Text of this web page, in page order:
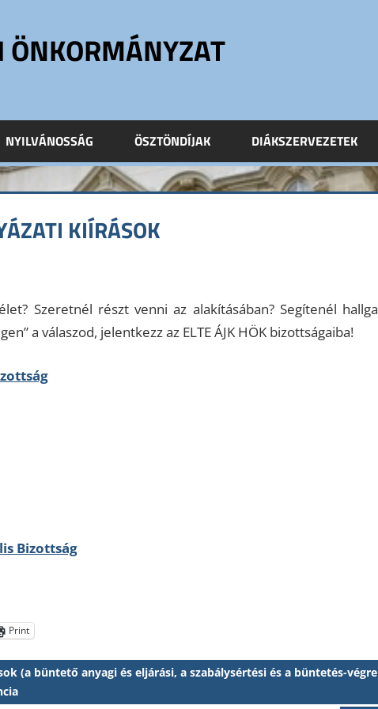
ÖNKORMÁNYZAT
NYILVÁNOSSÁG ÖSZTÖNDÍJAK DIÁKSZERVEZETEK
KIÍRÁSOK
Szeretnél részt venni az alakításában? Segítenél
a válaszod, jelentkezz az ELTE ÁJK HÖK bizottságaiba!
Bizottság
Print
(a büntető anyagi és eljárási, a szabálysértési és a büntetés-